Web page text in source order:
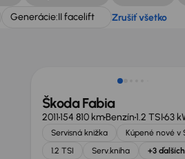
Generácie:II facelift Zrušiť všetko
Škoda Fabia
2011154 810 kmBenzín1.2 TSI63
Servisná knižka
Kúpené nové v
1.2 TSI
Serv.kniha +3 ďalších